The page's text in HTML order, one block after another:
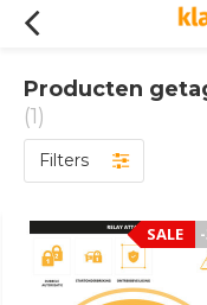
Producten
(1)
Filters
SALE
SALE